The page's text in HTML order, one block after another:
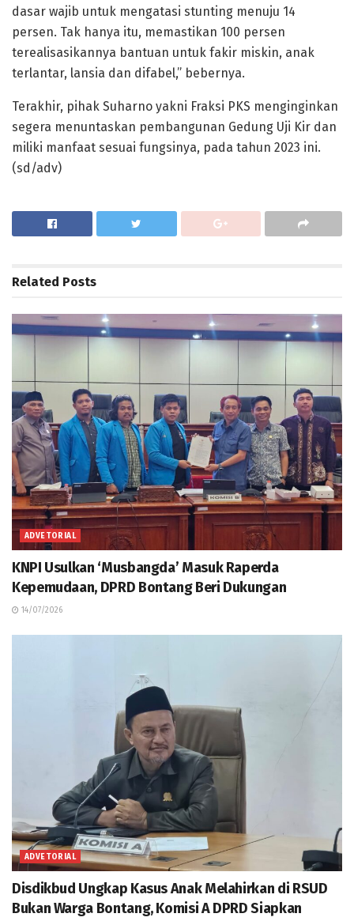
dasar wajib untuk mengatasi stunting menuju 14
persen. Tak hanya itu, memastikan 100 persen
terealisasikannya bantuan untuk fakir miskin, anak
terlantar, lansia dan difabel,” bebernya.
Terakhir, pihak Suharno yakni Fraksi PKS menginginkan
segera menuntaskan pembangunan Gedung Uji Kir dan
miliki manfaat sesuai fungsinya, pada tahun 2023 ini.
(sd/adv)
Related Posts
ADVETORIAL
KNPI Usulkan ‘Musbangda’ Masuk Raperda
Kepemudaan, DPRD Bontang Beri Dukungan
14/07/2026
ADVETORIAL
Disdikbud Ungkap Kasus Anak Melahirkan di RSUD
Bukan Warga Bontang, Komisi A DPRD Siapkan